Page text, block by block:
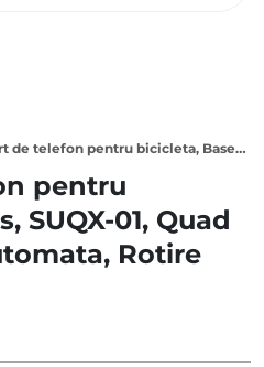
pentru bicicleta, Baseus, SUQX-01, Quad lock, Blocare automata, Rotire 360°, Negru
pentru
SUQX-01, Quad
Rotire